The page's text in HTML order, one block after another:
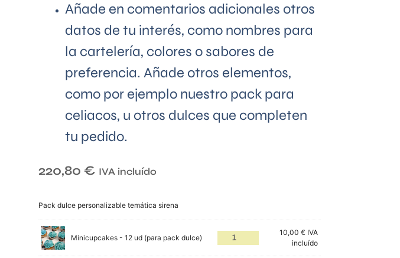
Añade en comentarios adicionales otros
datos de tu interés, como nombres para
la cartelería, colores o sabores de
preferencia. Añade otros elementos,
como por ejemplo nuestro pack para
celiacos, u otros dulces que completen
tu pedido.
220,80 € IVA incluído
Pack dulce personalizable temática sirena
Minicupcakes - 12 ud (para pack dulce)
10,00€ IVA
incluído